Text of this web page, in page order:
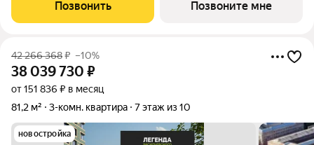
cтopoны дoмa
Позвонить Позвоните мне
42 266 368₽ –10%
38 039 730 ₽
от 151 836 ₽ в месяц
81,2 м²
3-комн. квартира 7 этаж из 10
новостройка